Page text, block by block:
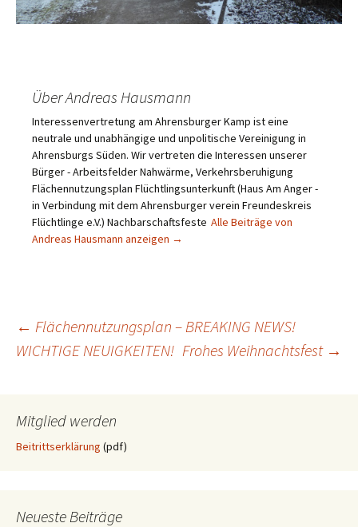
Über Andreas Hausmann
Interessenvertretung am Ahrensburger Kamp ist eine
neutrale und unabhängige und unpolitische Vereinigung in
Ahrensburgs Süden. Wir vertreten die Interessen unserer
Bürger - Arbeitsfelder Nahwärme, Verkehrsberuhigung
Flächennutzungsplan Flüchtlingsunterkunft (Haus Am Anger -
in Verbindung mit dem Ahrensburger verein Freundeskreis
Flüchtlinge e.V.) Nachbarschaftsfeste Alle Beiträge von
Andreas Hausmann anzeigen →
Beitragsnavigation
← Flächennutzungsplan – BREAKING NEWS!
WICHTIGE NEUIGKEITEN! Frohes Weihnachtsfest →
Mitglied werden
Beitrittserklärung (pdf)
Neueste Beiträge